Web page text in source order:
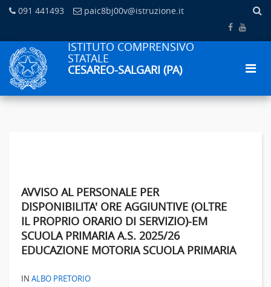
091 441493 paic8bj00v@istruzione.it
ISTITUTO COMPRENSIVO
STATALE
CESAREO-SALGARI (PA)
AVVISO AL PERSONALE PER
DISPONIBILITA' ORE AGGIUNTIVE (OLTRE
IL PROPRIO ORARIO DI SERVIZIO)-EM
SCUOLA PRIMARIA A.S. 2025/26
EDUCAZIONE MOTORIA SCUOLA PRIMARIA
IN ALBO PRETORIO